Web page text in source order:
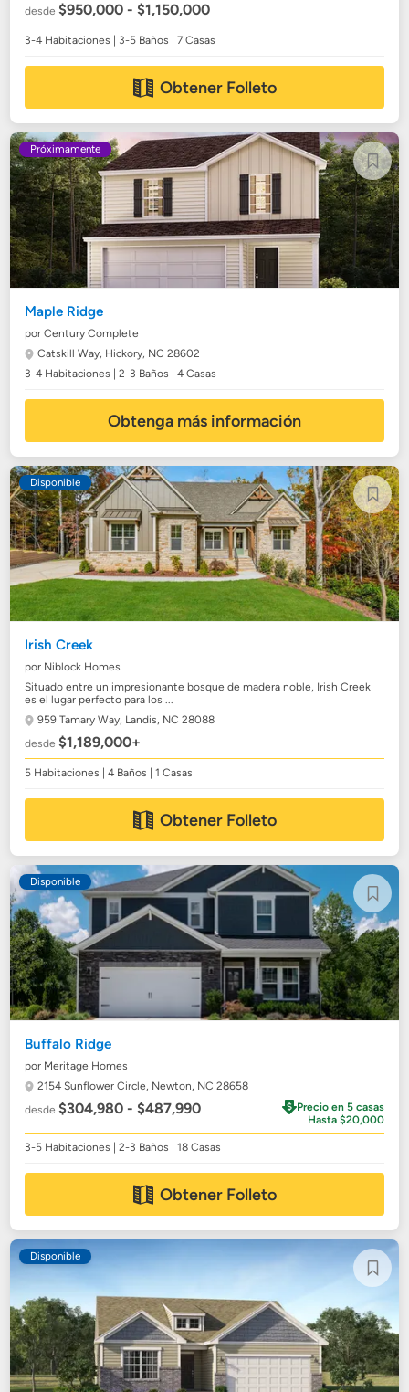
desde$950,000 - $1,150,000
3-4 Habitaciones | 3-5 Baños | 7 Casas
Obtener Folleto
Próximamente
Maple Ridge
por Century Complete
Catskill Way, Hickory, NC 28602
3-4 Habitaciones | 2-3 Baños | 4 Casas
Obtenga más información
Disponible
Irish Creek
por Niblock Homes
Situado entre un impresionante bosque de madera noble, Irish Creek
es el lugar perfecto para los ...
959 Tamary Way, Landis, NC 28088
desde$1,189,000+
5 Habitaciones | 4 Baños | 1 Casas
Obtener Folleto
Disponible
Buffalo Ridge
por Meritage Homes
2154 Sunflower Circle, Newton, NC 28658
desde$304,980 - $487,990
Precio en 5 casas
Hasta $20,000
3-5 Habitaciones | 2-3 Baños | 18 Casas
Obtener Folleto
Disponible